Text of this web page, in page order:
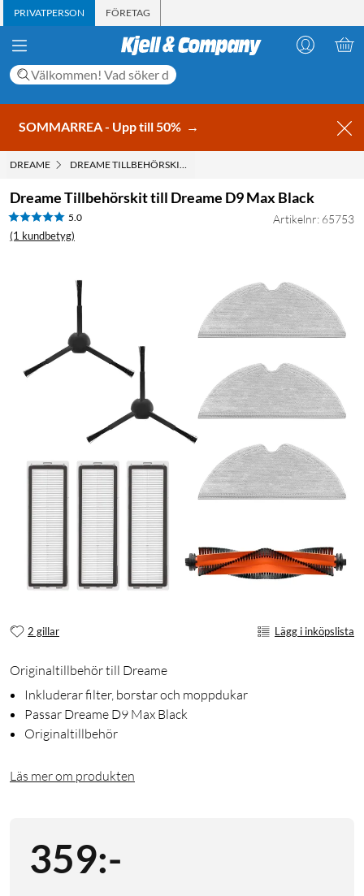
PRIVATPERSON FÖRETAG
SOMMARREA - Upp till 50% →
DREAME DREAME TILLBEHÖRSKIT TILL DREAME D9 MAX BLACK
Dreame Tillbehörskit till Dreame D9 Max Black
5.0
(1 kundbetyg)
Artikelnr: 65753
2 gillar Lägg i inköpslista
Originaltillbehör till Dreame
Inkluderar filter, borstar och moppdukar
Passar Dreame D9 Max Black
Originaltillbehör
Läs mer om produkten
359:-